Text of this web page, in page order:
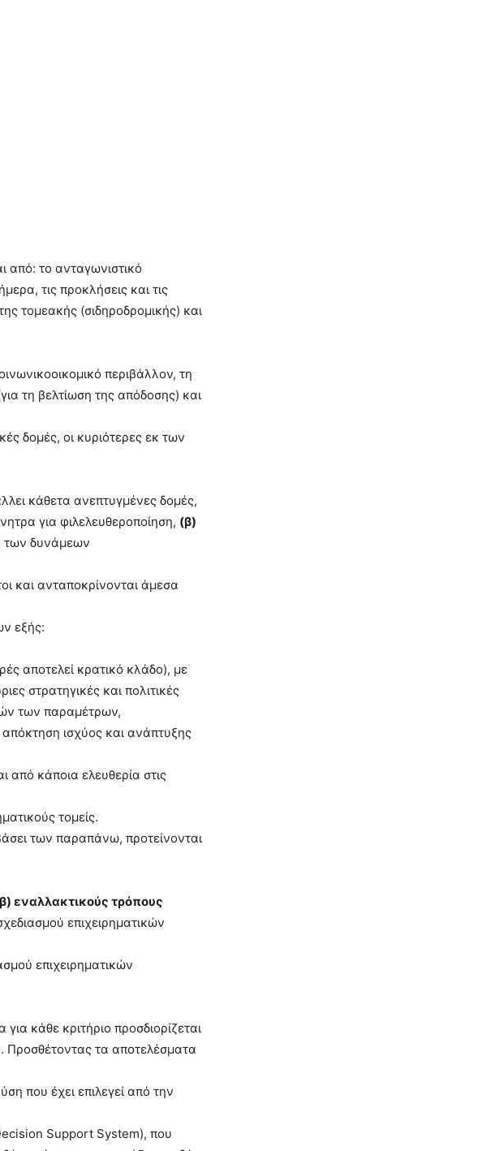
από: το ανταγωνιστικό
τις προκλήσεις και τις
τομεακής (σιδηροδρομικής) και
περιβάλλον, τη
τη βελτίωση της απόδοσης) και
δομές, οι κυριότερες εκ των
κάθετα ανεπτυγμένες δομές,
για φιλελευθεροποίηση, (β)
των δυνάμεων
και ανταποκρίνονται άμεσα
εξής:
αποτελεί κρατικό κλάδο), με
στρατηγικές και πολιτικές
των παραμέτρων,
ισχύος και ανάπτυξης
από κάποια ελευθερία στις
τομείς.
των παραπάνω, προτείνονται
εναλλακτικούς τρόπους
επιχειρηματικών
επιχειρηματικών
κάθε κριτήριο προσδιορίζεται
Προσθέτοντας τα αποτελέσματα
που έχει επιλεγεί από την
Support System), που